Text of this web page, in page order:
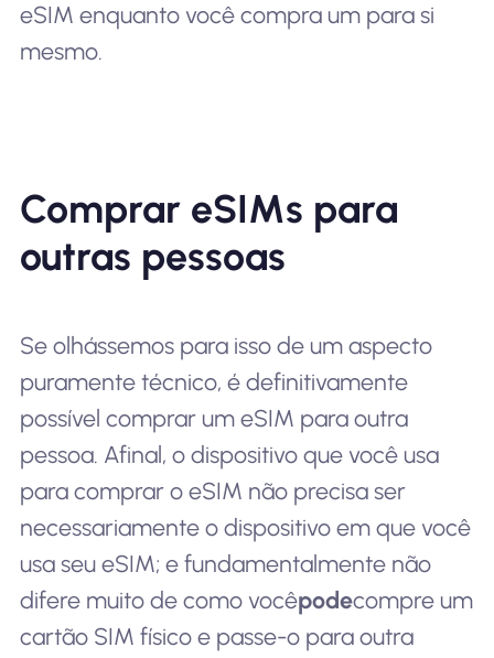
eSIM enquanto você compra um para si
mesmo.
Comprar eSIMs para
outras pessoas
Se olhássemos para isso de um aspecto
puramente técnico, é definitivamente
possível comprar um eSIM para outra
pessoa. Afinal, o dispositivo que você usa
para comprar o eSIM não precisa ser
necessariamente o dispositivo em que você
usa seu eSIM; e fundamentalmente não
difere muito de como vocêpodecompre um
cartão SIM físico e passe-o para outra